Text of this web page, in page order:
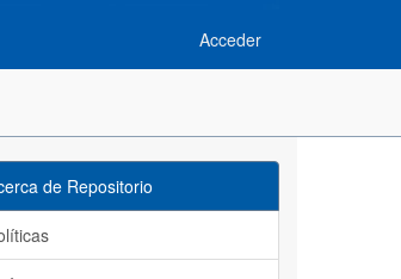
Acceder
de Repositorio